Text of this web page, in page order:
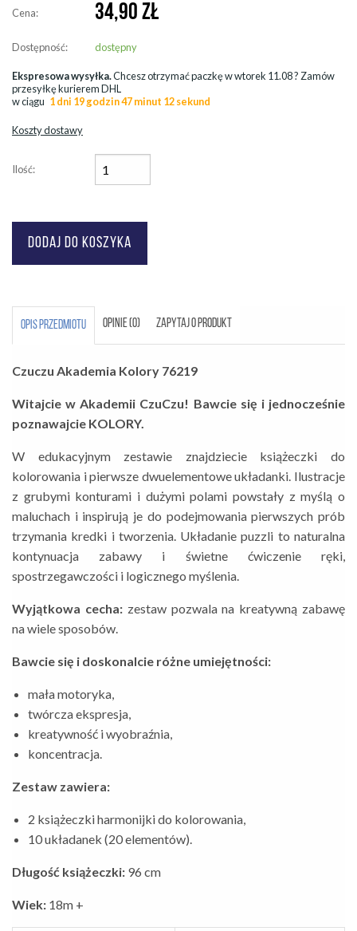
Cena: 34,90 ZŁ
Dostępność: dostępny
Ekspresowa wysyłka.Chcesz otrzymać paczkę wwtorek 11.08? Zamów
przesyłkę kurierem DHL
w ciągu 1 dni 19 godzin 47 minut 12 sekund
Koszty dostawy
Ilość:
OPIS PRZEDMIOTU OPINIE (0) ZAPYTAJ O PRODUKT
Czuczu Akademia Kolory 76219
Witajcie w Akademii CzuCzu! Bawcie się i jednocześnie
poznawajcie KOLORY.
W edukacyjnym zestawie znajdziecie książeczki do
kolorowania i pierwsze dwuelementowe układanki. Ilustracje
z grubymi konturami i dużymi polami powstały z myślą o
maluchach i inspirują je do podejmowania pierwszych prób
trzymania kredki i tworzenia. Układanie puzzli to naturalna
kontynuacja zabawy i świetne ćwiczenie ręki,
spostrzegawczości i logicznego myślenia.
Wyjątkowa cecha: zestaw pozwala na kreatywną zabawę
na wiele sposobów.
Bawcie się i doskonalcie różne umiejętności:
mała motoryka,
twórcza ekspresja,
kreatywność i wyobraźnia,
koncentracja.
Zestaw zawiera:
2 książeczki harmonijki do kolorowania,
10 układanek (20 elementów).
Długość książeczki: 96 cm
Wiek: 18m +